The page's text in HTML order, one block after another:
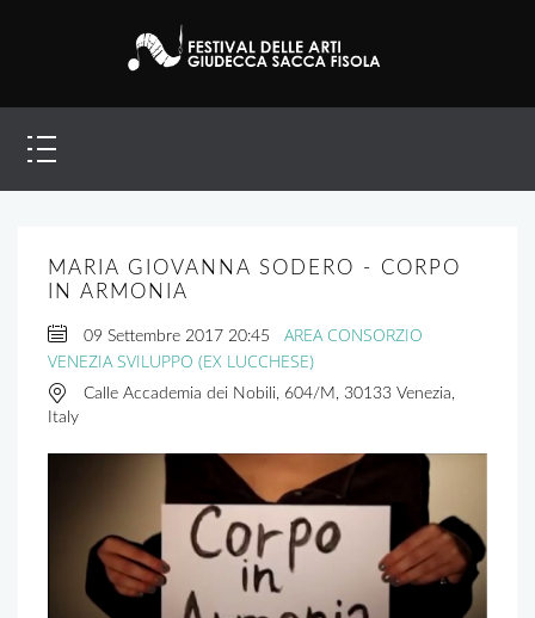
MARIA GIOVANNA SODERO - CORPO
IN ARMONIA
09 Settembre 2017 20:45
AREA CONSORZIO
VENEZIA SVILUPPO (EX LUCCHESE)
Calle Accademia dei Nobili, 604/M, 30133 Venezia,
Italy